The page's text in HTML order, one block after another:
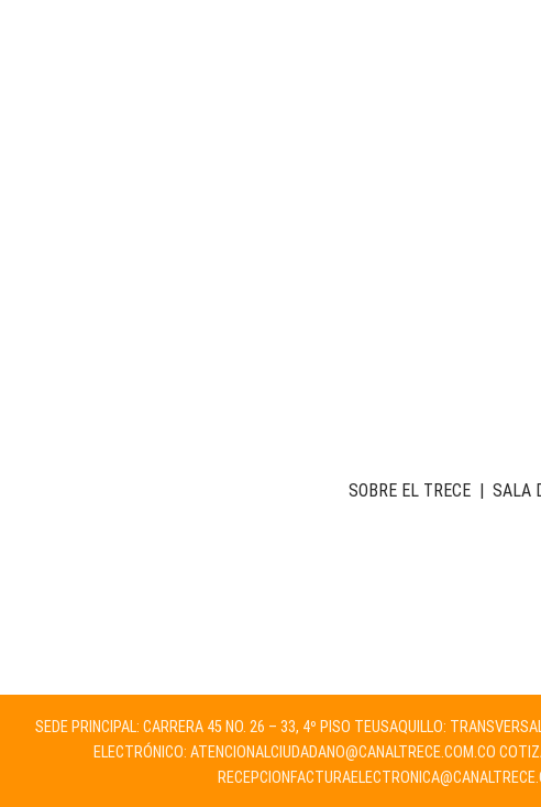
SOBRE EL TRECE | SALA
SEDE PRINCIPAL: CARRERA 45 NO. 26 – 33, 4º PISO TEUSAQUILLO:
ELECTRÓNICO: ATENCIONALCIUDADANO@CANALTRECE.COM.CO